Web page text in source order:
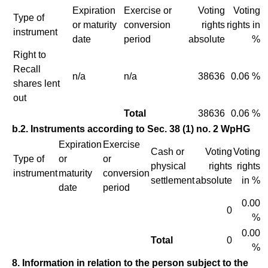
Type of
instrument
Expiration
or maturity
date
Exercise or
conversion
period
Voting
rights
absolute
Voting
rights in
%
Right to
Recall
shares lent
out
n/a n/a 38636 0.06 %
Total 38636 0.06 %
b.2. Instruments according to Sec. 38 (1) no. 2 WpHG
Type of
instrument
Expiration
or
maturity
date
Exercise
or
conversion
period
Cash or
physical
settlement
Voting
rights
absolute
Voting
rights
in %
0
0.00
%
Total 0
0.00
%
8. Information in relation to the person subject to the